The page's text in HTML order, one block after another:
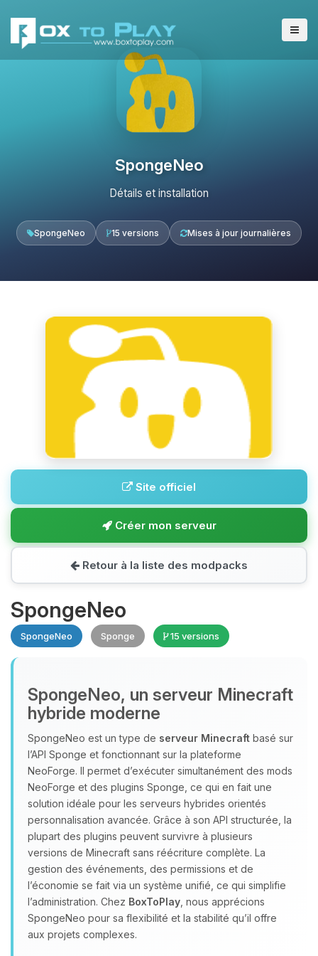
SpongeNeo
Détails et installation
SpongeNeo 15 versions Mises à jour journalières
Site officiel
Créer mon serveur
Retour à la liste des modpacks
SpongeNeo
SpongeNeo Sponge 15 versions
SpongeNeo, un serveur Minecraft
hybride moderne
SpongeNeo est un type de serveur Minecraft basé sur
l’API Sponge et fonctionnant sur la plateforme
NeoForge. Il permet d’exécuter simultanément des mods
NeoForge et des plugins Sponge, ce qui en fait une
solution idéale pour les serveurs hybrides orientés
personnalisation avancée. Grâce à son API structurée, la
plupart des plugins peuvent survivre à plusieurs
versions de Minecraft sans réécriture complète. La
gestion des événements, des permissions et de
l’économie se fait via un système unifié, ce qui simplifie
l’administration. Chez BoxToPlay , nous apprécions
SpongeNeo pour sa flexibilité et la stabilité qu’il offre
aux projets complexes.
Youpi, enfin quelqu’un pour me
parler ! Moi c’est Choupy, ton petit
assistant BoxToPlay. Dis-moi ce dont
tu as besoin et je vais remuer mes
petits circuits pour t’aider.
09/08/2026 à 10:57